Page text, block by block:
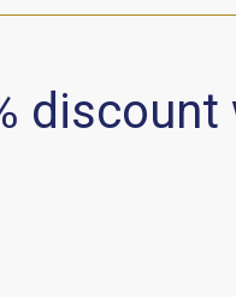
discount